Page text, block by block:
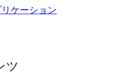
ケーション
ツ